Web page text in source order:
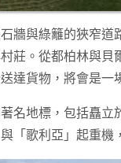
牆與綠籬的狹窄
莊。從都柏林與
達貨物，將會是一
名地標，包括矗
「歌利亞」起重機